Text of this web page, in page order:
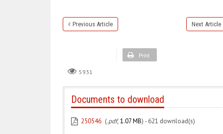
Previous Article Next Article
Print
5931
Documents to download
250546 (.pdf,1.07 MB) - 621 download(s)